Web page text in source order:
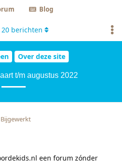
Blog
Over deze site
t/m augustus 2022
20 berichten
Bijgewerkt
een forum zónder